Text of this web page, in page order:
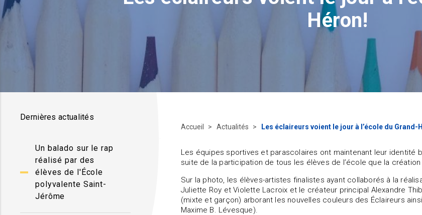
Héron!
Dernières actualités
Un balado sur le rap
réalisé par des
élèves de l'École
polyvalente Saint-
Jérôme
Accueil Actualités Les éclaireurs voient le jour à l’école du Grand-
Les équipes sportives et parascolaires ont maintenant leur identité
suite de la participation de tous les élèves de l’école que la
Sur la photo, les élèves-artistes finalistes ayant collaborés à la
Juliette Roy et Violette Lacroix et le créateur principal Alexandre
(mixte et garçon) arborant les nouvelles couleurs des Éclaireurs
Maxime B. Lévesque).